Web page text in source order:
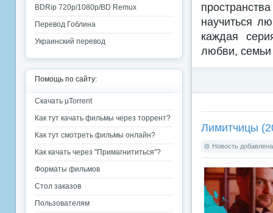
научиться
каждая
любви,
Лимитчицы
Новость
BDRip 720p/1080p/BD Remux
Перевод Гоблина
Украинский перевод
Помощь по сайту:
Скачать µTorrent
Как тут качать фильмы через торрент?
Как тут смотреть фильмы онлайн?
Как качать через "Примагнититься"?
Форматы фильмов
Стол заказов
Пользователям